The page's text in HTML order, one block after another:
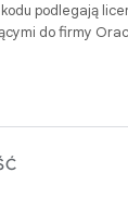
podlegają
do firmy